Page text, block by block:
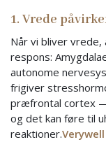
1. Vrede
Når vi bliver
respons:
autonome
frigiver
præfrontal cortex
og det kan føre til
reaktioner.